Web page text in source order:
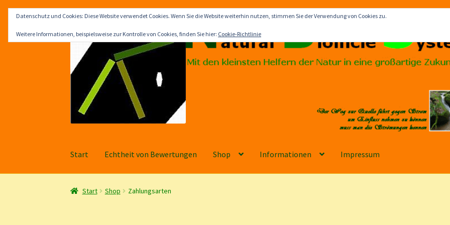
Navigation
springen
Inhalt
springen
Start Echtheit von Bewertungen Shop Informationen Impressum
Start Echtheit von Bewertungen
Start Shop Zahlungsarten
Datenschutz und Cookies: Diese Website verwendet Cookies. Wenn Sie die Website weiterhin nutzen, stimmen Sie der Verwendung von Cookies zu.
Weitere Informationen, beispielsweise zur Kontrolle von Cookies, finden Sie hier: Cookie-Richtlinie